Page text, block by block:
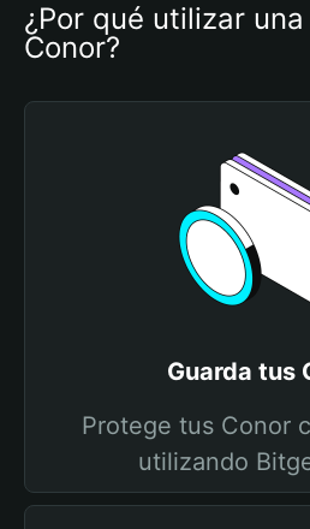
¿Por qué utilizar
Conor?
Guarda tus
Protege tus Conor
utilizando